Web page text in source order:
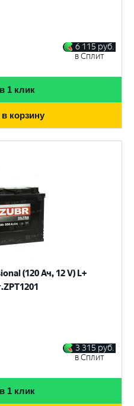
6 115 руб.
в Сплит
1 клик
корзину
(120 Ач, 12 V) L+
3 315 руб.
в Сплит
1 клик